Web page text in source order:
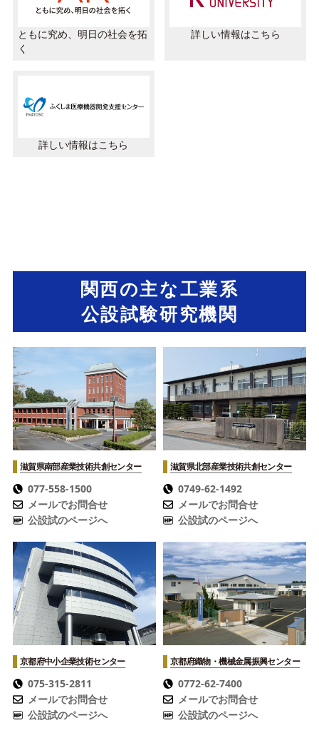
ともに究め、明日の社会を拓
く
詳しい情報はこちら
詳しい情報はこちら
関西の主な工業系
公設試験研究機関
滋賀県南部産業技術共創センター
077-558-1500
メールでお問合せ
公設試のページへ
滋賀県北部産業技術共創センター
0749-62-1492
メールでお問合せ
公設試のページへ
京都府中小企業技術センター
075-315-2811
メールでお問合せ
公設試のページへ
京都府織物・機械金属振興センター
0772-62-7400
メールでお問合せ
公設試のページへ